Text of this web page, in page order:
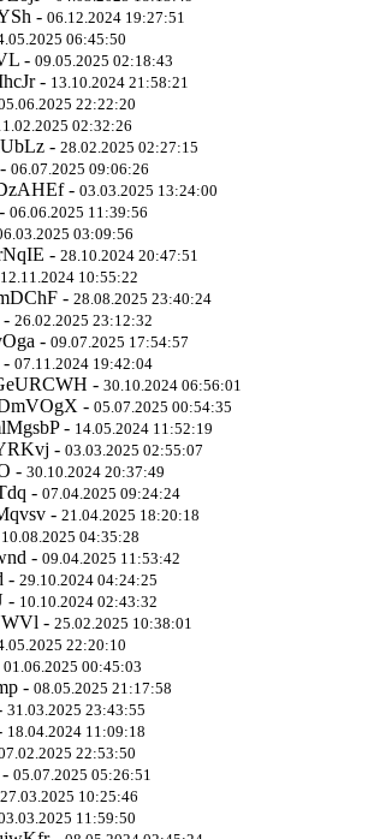
- 06.12.2024 19:27:51
06:45:50
- 09.05.2025 02:18:43
- 13.10.2024 21:58:21
22:22:20
02:32:26
- 28.02.2025 02:27:15
06.07.2025 09:06:26
- 03.03.2025 13:24:00
06.06.2025 11:39:56
03:09:56
- 28.10.2024 20:47:51
12.11.2024 10:55:22
- 28.08.2025 23:40:24
- 26.02.2025 23:12:32
- 09.07.2025 17:54:57
- 07.11.2024 19:42:04
- 30.10.2024 06:56:01
- 05.07.2025 00:54:35
- 14.05.2024 11:52:19
- 03.03.2025 02:55:07
- 30.10.2024 20:37:49
- 07.04.2025 09:24:24
- 21.04.2025 18:20:18
10.08.2025 04:35:28
- 09.04.2025 11:53:42
- 29.10.2024 04:24:25
- 10.10.2024 02:43:32
- 25.02.2025 10:38:01
22:20:10
01.06.2025 00:45:03
- 08.05.2025 21:17:58
31.03.2025 23:43:55
18.04.2024 11:09:18
22:53:50
05.07.2025 05:26:51
27.03.2025 10:25:46
11:59:50